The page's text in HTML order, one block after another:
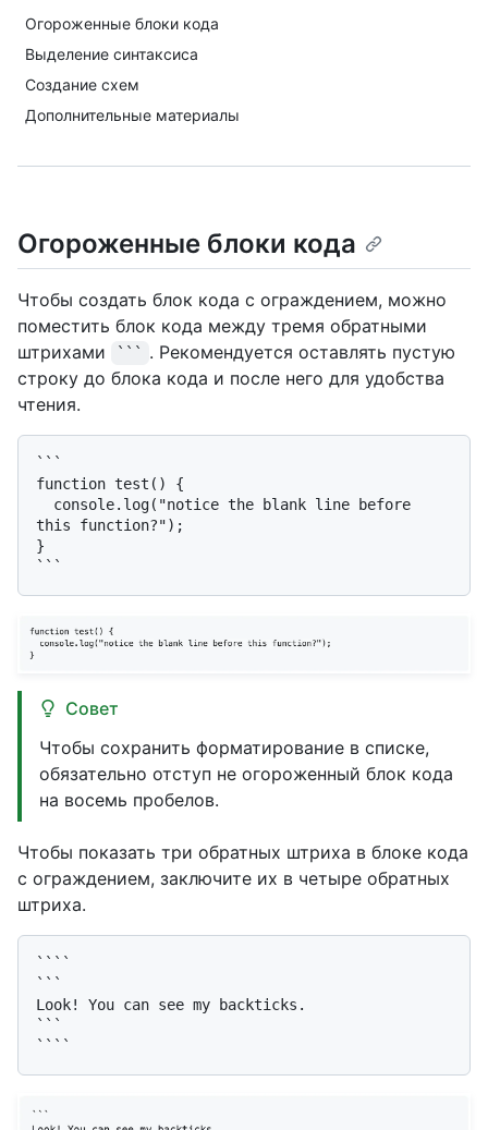
Огороженные блоки кода
Выделение синтаксиса
Создание схем
Дополнительные материалы
Огороженные блоки кода
Чтобы создать блок кода с ограждением, можно
поместить блок кода между тремя обратными
штрихами
```
. Рекомендуется оставлять пустую
строку до блока кода и после него для удобства
чтения.
```
function test() {
this function?");
}
Совет
Чтобы сохранить форматирование в списке,
обязательно отступ не огороженный блок кода
на восемь пробелов.
Чтобы показать три обратных штриха в блоке кода
с ограждением, заключите их в четыре обратных
штриха.
````
```
Look! You can see my backticks.
```